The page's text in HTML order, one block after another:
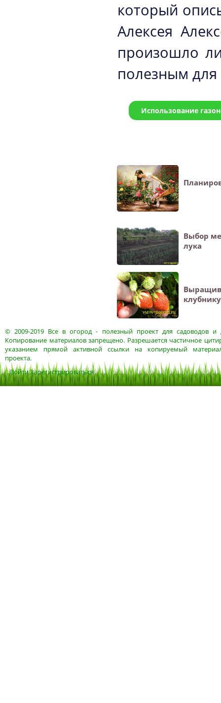
который
Алексея
произошло
полезным для
Использование
Выбор
лука
клубнику
© 2009-2019 Все в огород- полезный проект для садоводов и
Копирование материалов запрещено. Разрешается частичное
указанием прямой активной ссылки на копируемый
проекта.
ВойтиЗарегистрироваться